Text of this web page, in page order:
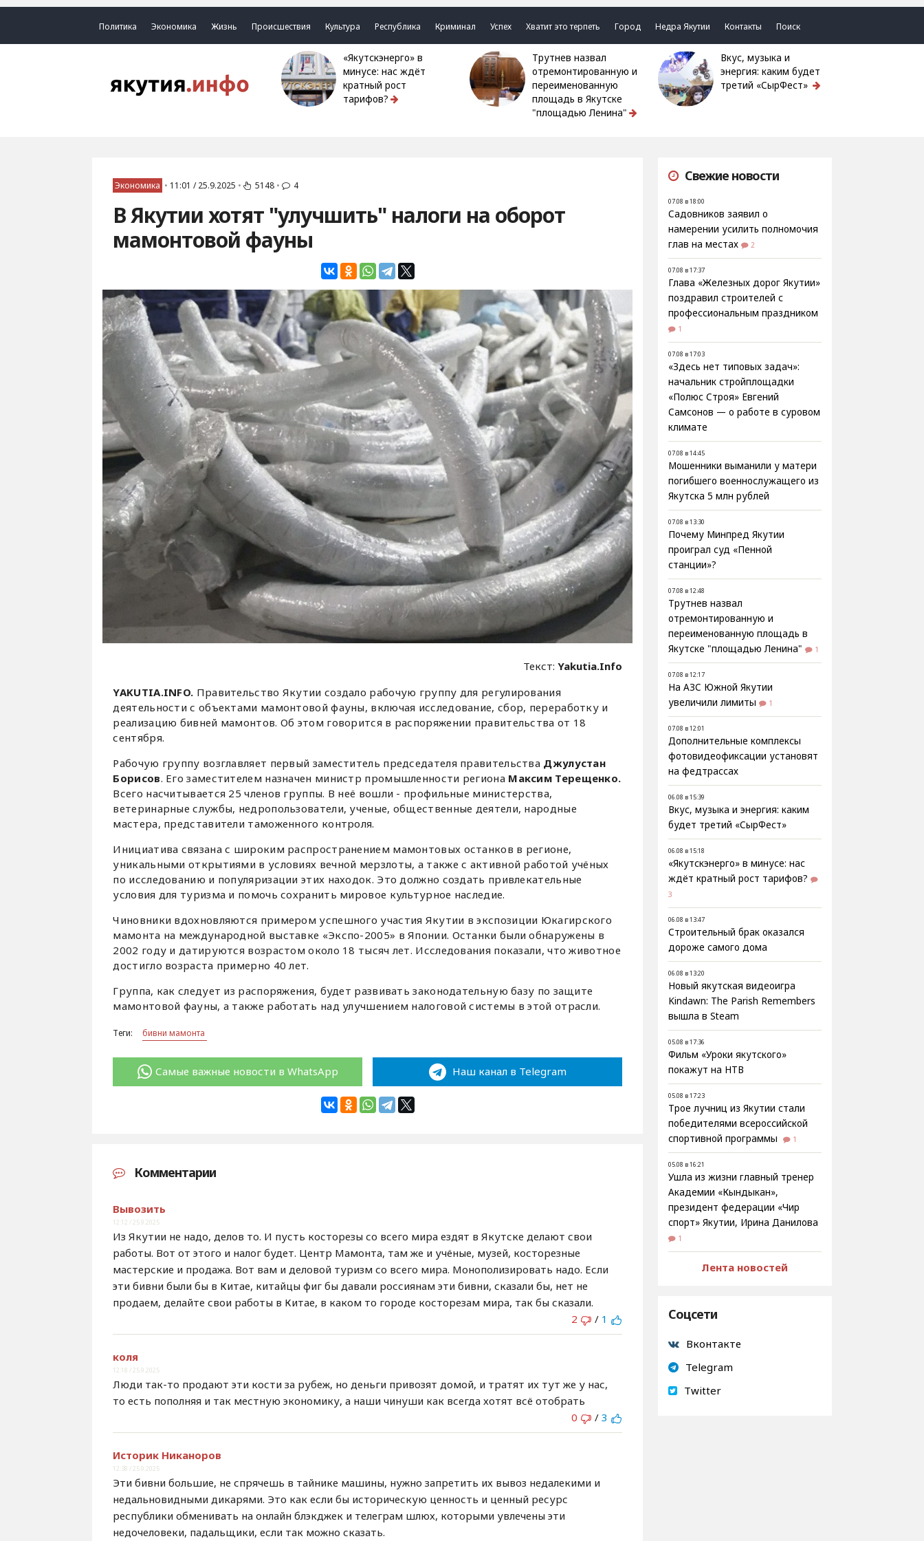
Политика Экономика Жизнь Происшествия Культура Республика Криминал Успех Хватит это терпеть Город Недра Якутии Контакты Поиск
«Якутскэнерго» в
минусе: нас ждёт
кратный рост
тарифов?
Трутнев назвал
отремонтированную и
переименованную
площадь в Якутске
"площадью Ленина"
Вкус, музыка и
энергия: каким будет
третий «СырФест»
Экономика • 11:01 / 25.9.2025 • 5148 • 4
В Якутии хотят "улучшить" налоги на оборот
мамонтовой фауны
Текст:Yakutia.Info
YAKUTIA.INFO. Правительство Якутии создало рабочую группу для регулирования
деятельности с объектами мамонтовой фауны, включая исследование, сбор, переработку и
реализацию бивней мамонтов. Об этом говорится в распоряжении правительства от 18
сентября.
Рабочую группу возглавляет первый заместитель председателя правительства Джулустан
Борисов. Его заместителем назначен министр промышленности региона Максим Терещенко.
Всего насчитывается 25 членов группы. В неё вошли - профильные министерства,
ветеринарные службы, недропользователи, ученые, общественные деятели, народные
мастера, представители таможенного контроля.
Инициатива связана с широким распространением мамонтовых останков в регионе,
уникальными открытиями в условиях вечной мерзлоты, а также с активной работой учёных
по исследованию и популяризации этих находок. Это должно создать привлекательные
условия для туризма и помочь сохранить мировое культурное наследие.
Чиновники вдохновляются примером успешного участия Якутии в экспозиции Юкагирского
мамонта на международной выставке «Экспо-2005» в Японии. Останки были обнаружены в
2002 году и датируются возрастом около 18 тысяч лет. Исследования показали, что животное
достигло возраста примерно 40 лет.
Группа, как следует из распоряжения, будет развивать законодательную базу по защите
мамонтовой фауны, а также работать над улучшением налоговой системы в этой отрасли.
Теги: бивни мамонта
Самые важные новости в WhatsApp Наш канал в Telegram
Комментарии
Вывозить
12:12 / 25.9.2025
Из Якутии не надо, делов то. И пусть косторезы со всего мира ездят в Якутске делают свои
работы. Вот от этого и налог будет. Центр Мамонта, там же и учёные, музей, косторезные
мастерские и продажа. Вот вам и деловой туризм со всего мира. Монополизировать надо. Если
эти бивни были бы в Китае, китайцы фиг бы давали россиянам эти бивни, сказали бы, нет не
продаем, делайте свои работы в Китае, в каком то городе косторезам мира, так бы сказали.
2
/ 1
коля
12:18 / 25.9.2025
Люди так-то продают эти кости за рубеж, но деньги привозят домой, и тратят их тут же у нас,
то есть пополняя и так местную экономику, а наши чинуши как всегда хотят всё отобрать
0
/ 3
Историк Никаноров
12:38 / 25.9.2025
Эти бивни большие, не спрячешь в тайнике машины, нужно запретить их вывоз недалекими и
недальновидными дикарями. Это как если бы историческую ценность и ценный ресурс
республики обменивать на онлайн блэкджек и телеграм шлюх, которыми увлечены эти
недочеловеки, падальщики, если так можно сказать.
Свежие новости
07.08 в 18:00
Садовников заявил о
намерении усилить полномочия
глав на местах
2
07.08 в 17:37
Глава «Железных дорог Якутии»
поздравил строителей с
профессиональным праздником
1
07.08 в 17:03
«Здесь нет типовых задач»:
начальник стройплощадки
«Полюс Строя» Евгений
Самсонов — о работе в суровом
климате
07.08 в 14:45
Мошенники выманили у матери
погибшего военнослужащего из
Якутска 5 млн рублей
07.08 в 13:30
Почему Минпред Якутии
проиграл суд «Пенной
станции»?
07.08 в 12:48
Трутнев назвал
отремонтированную и
переименованную площадь в
Якутске "площадью Ленина"
1
07.08 в 12:17
На АЗС Южной Якутии
увеличили лимиты
1
07.08 в 12:01
Дополнительные комплексы
фотовидеофиксации установят
на федтрассах
06.08 в 15:39
Вкус, музыка и энергия: каким
будет третий «СырФест»
06.08 в 15:18
«Якутскэнерго» в минусе: нас
ждёт кратный рост тарифов?
3
06.08 в 13:47
Строительный брак оказался
дороже самого дома
06.08 в 13:20
Новый якутская видеоигра
Kindawn: The Parish Remembers
вышла в Steam
05.08 в 17:36
Фильм «Уроки якутского»
покажут на НТВ
05.08 в 17:23
Трое лучниц из Якутии стали
победителями всероссийской
спортивной программы
1
05.08 в 16:21
Ушла из жизни главный тренер
Академии «Кындыкан»,
президент федерации «Чир
спорт» Якутии, Ирина Данилова
1
Лента новостей
Соцсети
Вконтакте
Telegram
Twitter